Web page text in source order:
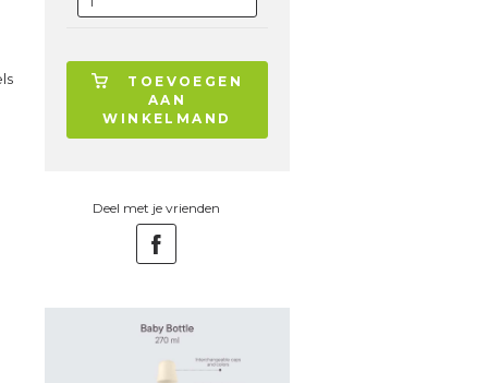
TOEVOEGEN
AAN
WINKELMAND
Deel met je vrienden